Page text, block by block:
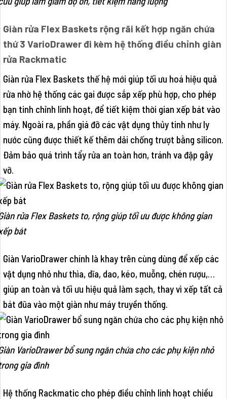
Giàn rửa Flex Baskets rộng rãi kết hợp ngăn chứa
thứ 3 VarioDrawer đi kèm hệ thống điều chỉnh giàn
rửa Rackmatic
Giàn rửa Flex Baskets thế hệ mới giúp tối ưu hoá hiệu quả
rửa nhờ hệ thống các gai được sắp xếp phù hợp, cho phép
bạn tinh chỉnh linh hoạt, để tiết kiệm thời gian xếp bát vào
máy. Ngoài ra, phần giá đỡ các vật dụng thủy tinh như ly
nước cũng được thiết kế thêm dải chống trượt bằng silicon.
Đảm bảo quá trình tẩy rửa an toàn hơn, tránh va đập gây
vỡ.
rửa Flex Baskets to, rộng giúp tối ưu được không gian
bát
Giàn VarioDrawer chính là khay trên cùng dùng để xếp các
vật dụng nhỏ như thìa, dĩa, dao, kéo, muỗng, chén rượu,…
giúp an toàn và tối ưu hiệu quả làm sạch, thay vì xếp tất cả
bát đũa vào một giàn như máy truyền thống.
VarioDrawer bổ sung ngăn chứa cho các phụ kiện nhỏ
gia đình
Hệ thống Rackmatic cho phép điều chỉnh linh hoạt chiều